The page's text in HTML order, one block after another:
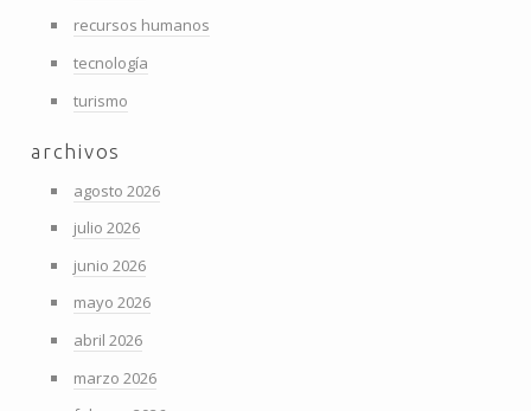
recursos humanos
tecnología
turismo
archivos
agosto 2026
julio 2026
junio 2026
mayo 2026
abril 2026
marzo 2026